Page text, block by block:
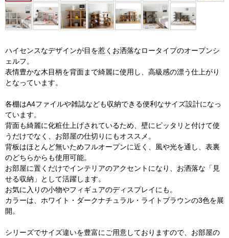
ハイセンスなデザインが目を惹くお洒落なロータイプのオープンシ
ェルフ。
表情豊かな木目柄を背面まで綺麗に使用し、高級感の漂う仕上がり
となっています。
各棚はA4ファイルや雑誌なども収納できる便利なサイズ設計になっ
ています。
背面も綺麗に化粧仕上げされているため、壁にピッタリと付けて使
うだけでなく、お部屋の仕切りにもオススメ。
背板はほとんど無いためフルオープンに近く、風や光を通し、表裏
のどちらからも使用可能。
お部屋に置くだけでインテリアのアクセントになり、お洒落な「見
せる収納」として活躍します。
お気に入りの小物やフィギュアのディスプレイにも。
カラーは、ホワイト・ダークナチュラル・ライトブラウンの3色を展
開。
シリーズでサイズ違いを豊富にご用意しておりますので、お部屋の